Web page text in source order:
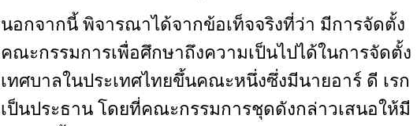
นอกจากนี้ พิจารณาได้จากข้อเท็จจริงที่ว่า มีการจัดตั้ง
คณะกรรมการเพื่อศึกษาถึงความเป็นไปได้ในการจัดตั้ง
เทศบาลในประเทศไทยขึ้นคณะหนึ่งซึ่งมีนายอาร์ ดี เรก
เป็นประธาน โดยที่คณะกรรมการชุดดังกล่าวเสนอให้มี